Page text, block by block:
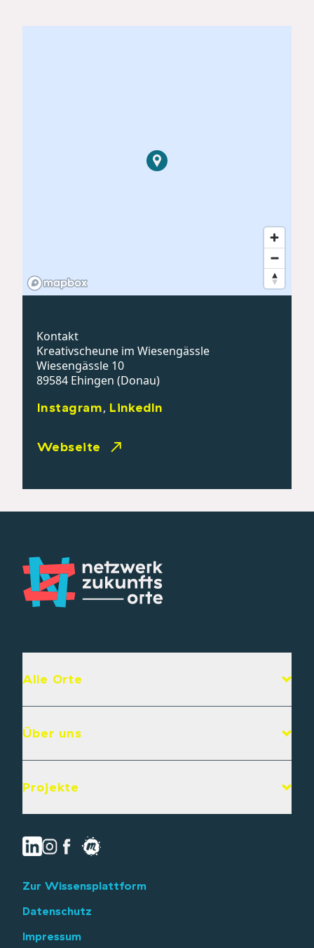
Kontakt
Kreativscheune im Wiesengässle
Wiesengässle 10
89584 Ehingen (Donau)
Instagram, LinkedIn
Webseite
Alle Orte
Über uns
Projekte
Zur Wissensplattform
Datenschutz
Impressum